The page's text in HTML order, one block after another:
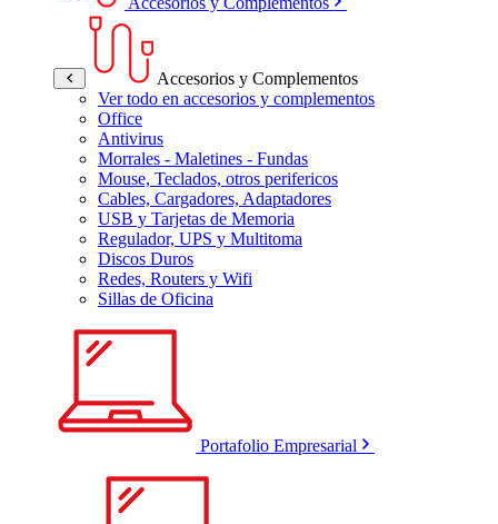
Accesorios y Complementos
Ver todo en accesorios y complementos
Office
Antivirus
Morrales - Maletines - Fundas
Mouse, Teclados, otros perifericos
Cables, Cargadores, Adaptadores
USB y Tarjetas de Memoria
Regulador, UPS y Multitoma
Discos Duros
Redes, Routers y Wifi
Sillas de Oficina
Portafolio Empresarial